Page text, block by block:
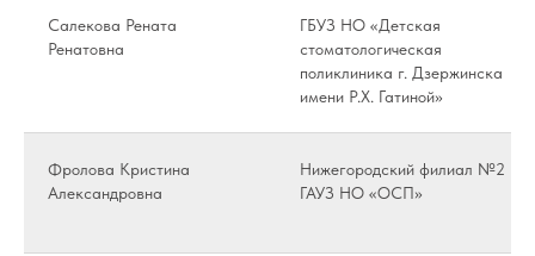
Салекова Рената
Ренатовна
ГБУЗ НО «Детская
стоматологическая
поликлиника г. Дзержинска
имени Р.Х. Гатиной»
Фролова Кристина
Александровна
Нижегородский филиал №2
ГАУЗ НО «ОСП»